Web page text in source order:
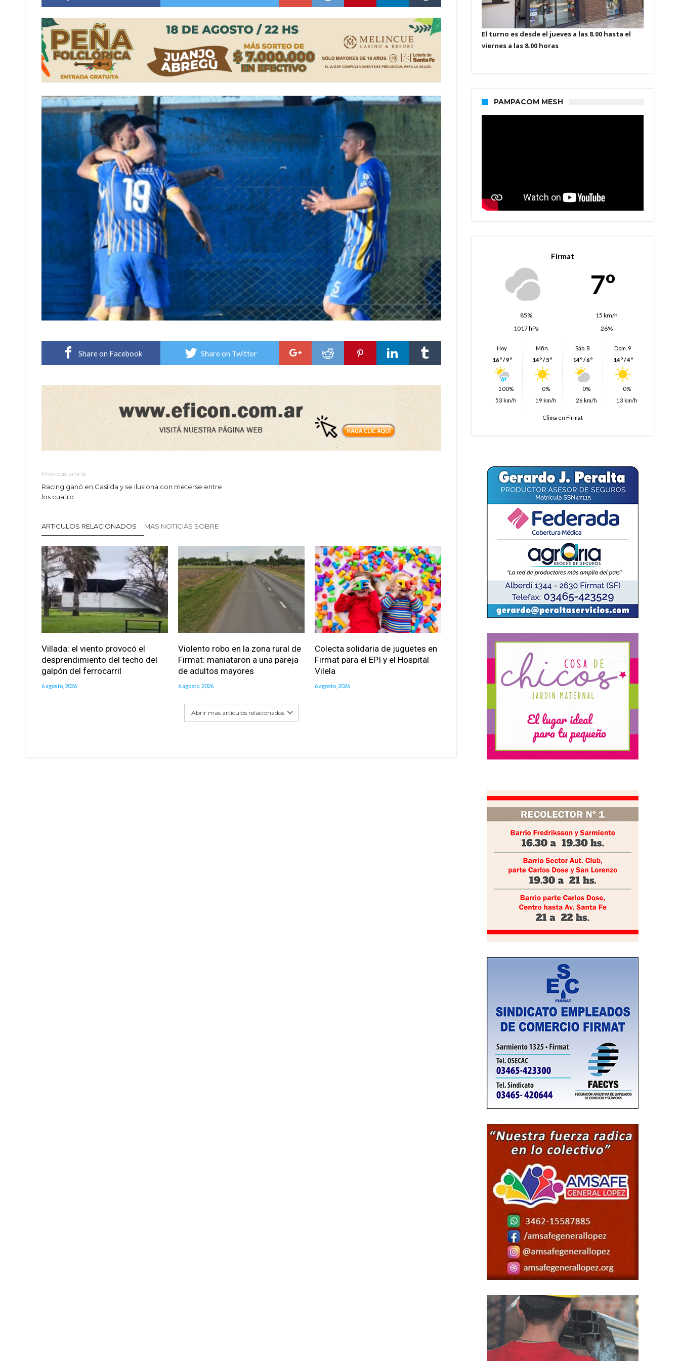
Villada: evalúan obras preventivas ante posibles lluvias intensas
Share on Facebook Share on Twitter
Previous article
Racing ganó en Casilda y se ilusiona con meterse entre
los cuatro
ARTICULOS RELACIONADOS MAS NOTICIAS SOBRE
Villada: el viento provocó el
desprendimiento del techo del
galpón del ferrocarril
6 agosto, 2026
Violento robo en la zona rural de
Firmat: maniataron a una pareja
de adultos mayores
6 agosto, 2026
Colecta solidaria de juguetes en
Firmat para el EPI y el Hospital
Vilela
6 agosto, 2026
Abrir mas artículos relacionados
El turno es desde el jueves a las 8.00 hasta el
viernes a las 8.00 horas
PAMPACOM MESH
Firmat
7º
85%
15 km/h
1017 hPa
26%
Hoy
16º / 9º
100%
53 km/h
Mñn.
14º / 5º
0%
19 km/h
Sáb. 8
14º / 6º
0%
26 km/h
Dom. 9
14º / 4º
0%
13 km/h
Clima en Firmat